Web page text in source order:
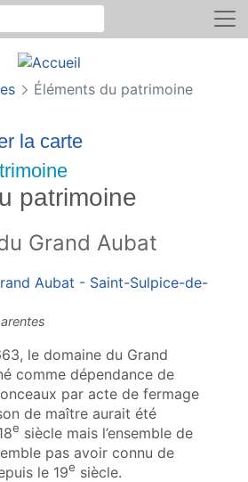
site
Éléments du patrimoine
patrimoine
Grand Aubat
le domaine du Grand
comme dépendance de
par acte de fermage
de maître aurait été
e siècle mais l’ensemble de
pas avoir connu de
le 19e siècle.